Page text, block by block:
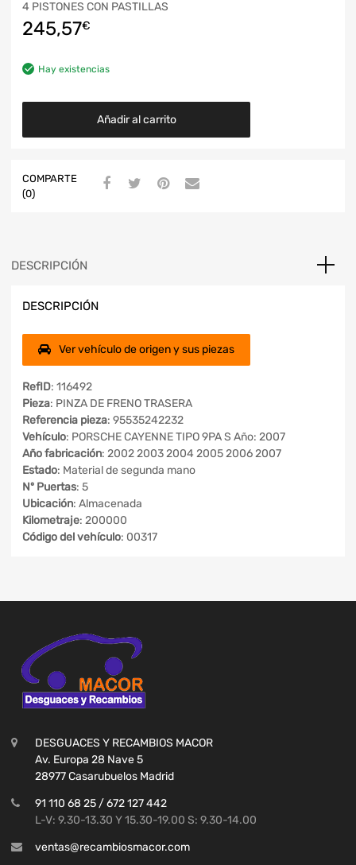
4 PISTONES CON PASTILLAS
245,57€
Hay existencias
Añadir al carrito
COMPARTE
(0)
DESCRIPCIÓN
DESCRIPCIÓN
Ver vehículo de origen y sus piezas
RefID: 116492
Pieza: PINZA DE FRENO TRASERA
Referencia pieza: 95535242232
Vehículo: PORSCHE CAYENNE TIPO 9PA S Año: 2007
Año fabricación: 2002 2003 2004 2005 2006 2007
Estado: Material de segunda mano
Nº Puertas: 5
Ubicación: Almacenada
Kilometraje: 200000
Código del vehículo: 00317
DESGUACES Y RECAMBIOS MACOR
Av. Europa 28 Nave 5
28977 Casarubuelos Madrid
91 110 68 25 / 672 127 442
L-V: 9.30-13.30 Y 15.30-19.00 S: 9.30-14.00
ventas@recambiosmacor.com